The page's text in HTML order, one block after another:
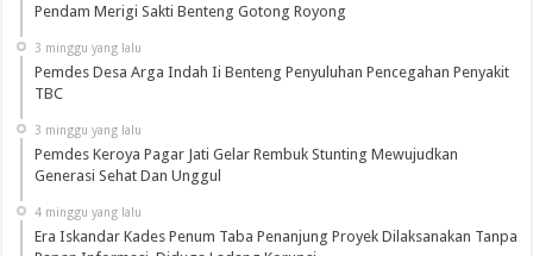
Pendam Merigi Sakti Benteng Gotong Royong
3 minggu yang lalu
Pemdes Desa Arga Indah Ii Benteng Penyuluhan Pencegahan Penyakit
TBC
3 minggu yang lalu
Pemdes Keroya Pagar Jati Gelar Rembuk Stunting Mewujudkan
Generasi Sehat Dan Unggul
4 minggu yang lalu
Era Iskandar Kades Penum Taba Penanjung Proyek Dilaksanakan Tanpa